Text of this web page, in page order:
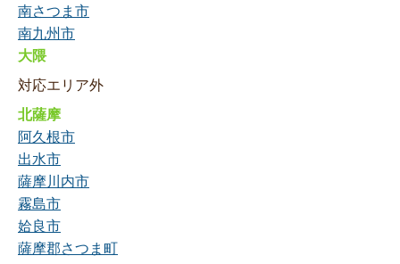
南さつま市
南九州市
大隈
対応エリア外
北薩摩
阿久根市
出水市
薩摩川内市
霧島市
姶良市
薩摩郡さつま町